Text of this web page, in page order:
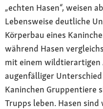
„echten Hasen“, weisen
Lebensweise deutliche
Körperbau eines
während Hasen
mit einem wildtierartigen
augenfälliger
Kaninchen Gruppentiere
Trupps leben. Hasen